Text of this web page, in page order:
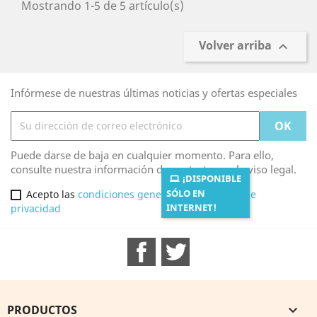
¡DISPONIBLE
SÓLO EN
INTERNET!
Mostrando 1-5 de 5 artículo(s)
Volver arriba 
Infórmese de nuestras últimas noticias y ofertas especiales
Puede darse de baja en cualquier momento. Para ello,
consulte nuestra información de contacto en el aviso legal.
Acepto las condiciones generalesy la
política de
privacidad
Facebook
PRODUCTOS 